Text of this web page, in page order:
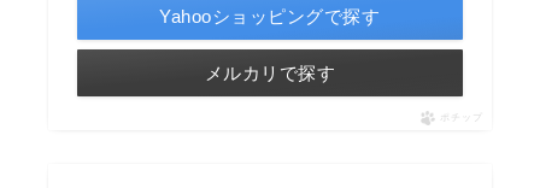
Yahooショッピングで探す
メルカリで探す
ポチップ